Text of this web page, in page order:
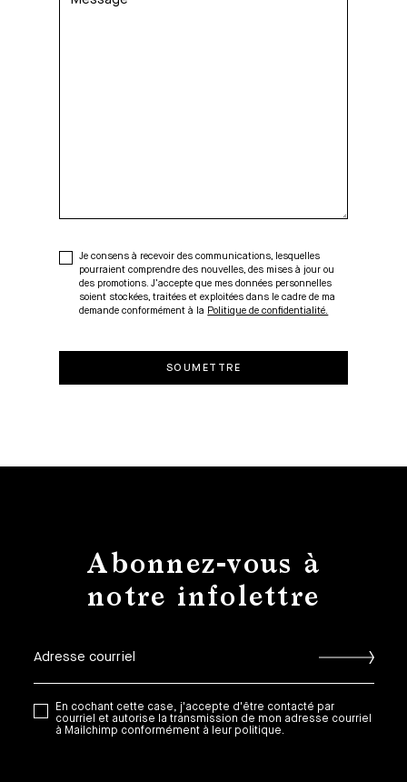
Je consens à recevoir des communications, lesquelles
pourraient comprendre des nouvelles, des mises à jour ou
des promotions. J'accepte que mes données personnelles
soient stockées, traitées et exploitées dans le cadre de ma
demande conformément à la Politique de confidentialité.
Abonnez-vous à
notre infolettre
En cochant cette case, j'accepte d'être contacté par
courriel et autorise la transmission de mon adresse courriel
à Mailchimp conformément à leur politique.